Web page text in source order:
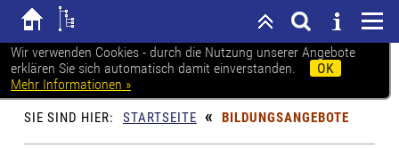
Bildungangebote
SIE SIND HIER: STARTSEITE « BILDUNGSANGEBOTE
Wir verwenden Cookies - durch die Nutzung unserer Angebote
erklären Sie sich automatisch damit einverstanden.
OK
Mehr Informationen »